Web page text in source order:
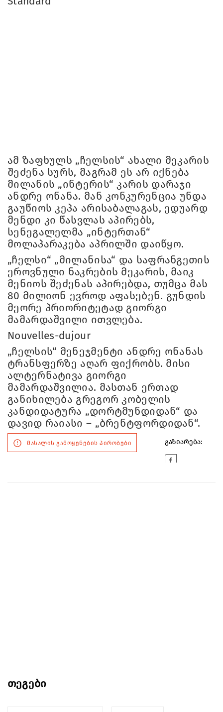
ამ ზაფხულს „ჩელსის“ ახალი მეკარის
შეძენა სურს, მაგრამ ეს არ იქნება
მილანის „ინტერის“ კარის დარაჯი
ანდრე ონანა. მან კონკურენცია უნდა
გაუწიოს კეპა არისაბალაგას, ედუარდ
მენდი კი წასვლას აპირებს,
სენეგალელმა „ინტერთან“
მოლაპარაკება აპრილში დაიწყო.
„ჩელსი“ „მილანისა“ და საფრანგეთის
ეროვნული ნაკრების მეკარის, მაიკ
მენიოს შეძენას აპირებდა, თუმცა მას
80 მილიონ ევროდ აფასებენ. გუნდის
მეორე პრიორიტეტად გიორგი
მამარდაშვილი ითვლება.
Nouvelles-dujour
„ჩელსის“ მენეჯმენტი ანდრე ონანას
ტრანსფერზე აღარ ფიქრობს. მისი
ალტერნატივა გიორგი
მამარდაშვილია. მასთან ერთად
განიხილება გრეგორ კობელის
კანდიდატურა „დორტმუნდიდან“ და
დავიდ რაიასი – „ბრენტფორდიდან“.
მასალის გამოყენების პირობები გაზიარება:
თეგები